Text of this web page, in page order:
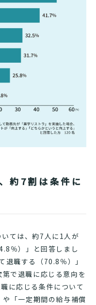
約7割は条件に
ては、約7人に1人が
％）」と回答しまし
退職する（70.8％）」
で退職に応じる意向を
に応じる条件について
「一定期間の給与補償